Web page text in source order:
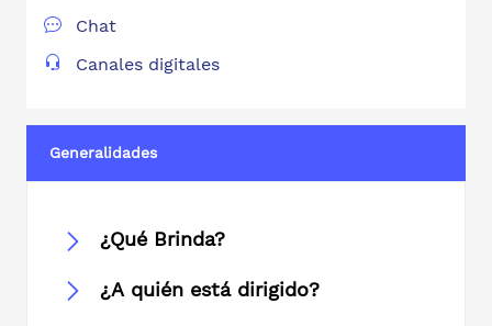
Chat
Canales digitales
Generalidades
¿Qué Brinda?
¿A quién está dirigido?